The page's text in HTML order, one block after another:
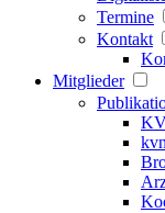
Termine
Kontakt
Mitglieder